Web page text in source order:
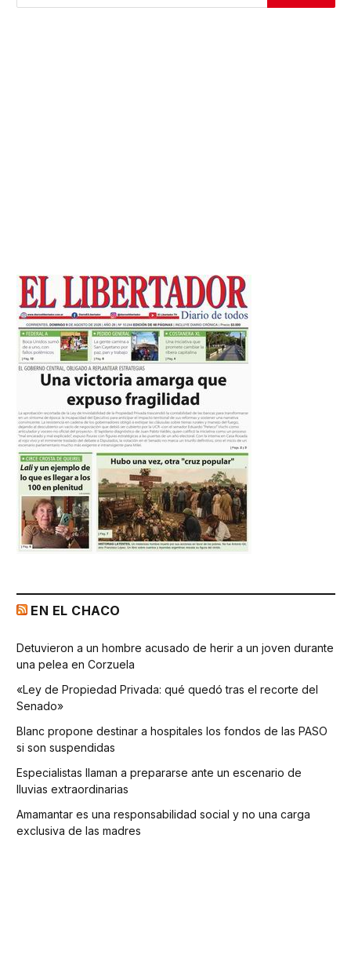
EN EL CHACO
Detuvieron a un hombre acusado de herir a un joven durante
una pelea en Corzuela
«Ley de Propiedad Privada: qué quedó tras el recorte del
Senado»
Blanc propone destinar a hospitales los fondos de las PASO
si son suspendidas
Especialistas llaman a prepararse ante un escenario de
lluvias extraordinarias
Amamantar es una responsabilidad social y no una carga
exclusiva de las madres